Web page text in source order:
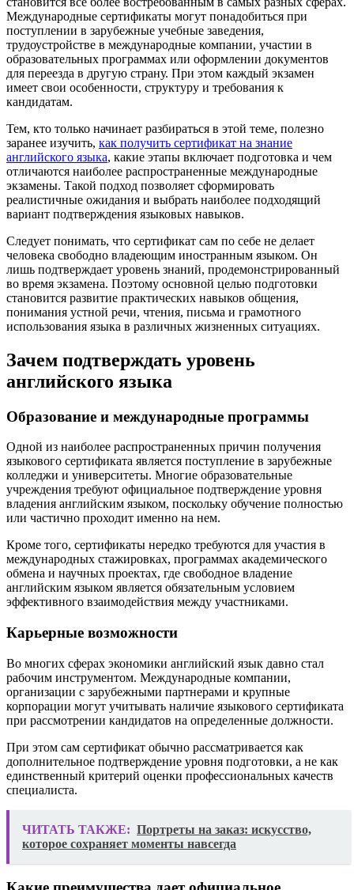
Международные сертификаты могут понадобиться при
поступлении в зарубежные учебные заведения,
трудоустройстве в международные компании, участии в
образовательных программах или оформлении документов
для переезда в другую страну. При этом каждый экзамен
имеет свои особенности, структуру и требования к
кандидатам.
Тем, кто только начинает разбираться в этой теме, полезно
заранее изучить, как получить сертификат на знание
английского языка, какие этапы включает подготовка и чем
отличаются наиболее распространенные международные
экзамены. Такой подход позволяет сформировать
реалистичные ожидания и выбрать наиболее подходящий
вариант подтверждения языковых навыков.
Следует понимать, что сертификат сам по себе не делает
человека свободно владеющим иностранным языком. Он
лишь подтверждает уровень знаний, продемонстрированный
во время экзамена. Поэтому основной целью подготовки
становится развитие практических навыков общения,
понимания устной речи, чтения, письма и грамотного
использования языка в различных жизненных ситуациях.
Зачем подтверждать уровень
английского языка
Образование и международные программы
Одной из наиболее распространенных причин получения
языкового сертификата является поступление в зарубежные
колледжи и университеты. Многие образовательные
учреждения требуют официальное подтверждение уровня
владения английским языком, поскольку обучение полностью
или частично проходит именно на нем.
Кроме того, сертификаты нередко требуются для участия в
международных стажировках, программах академического
обмена и научных проектах, где свободное владение
английским языком является обязательным условием
эффективного взаимодействия между участниками.
Карьерные возможности
Во многих сферах экономики английский язык давно стал
рабочим инструментом. Международные компании,
организации с зарубежными партнерами и крупные
корпорации могут учитывать наличие языкового сертификата
при рассмотрении кандидатов на определенные должности.
При этом сам сертификат обычно рассматривается как
дополнительное подтверждение уровня подготовки, а не как
единственный критерий оценки профессиональных качеств
специалиста.
ЧИТАТЬ ТАКЖЕ: Портреты на заказ: искусство,
которое сохраняет моменты навсегда